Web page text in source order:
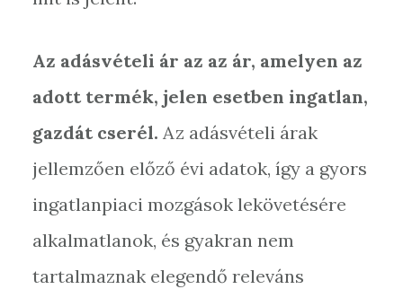
Az adásvételi ár az az ár, amelyen az
adott termék, jelen esetben ingatlan,
gazdát cserél. Az adásvételi árak
jellemzően előző évi adatok, így a gyors
ingatlanpiaci mozgások lekövetésére
alkalmatlanok, és gyakran nem
tartalmaznak elegendő releváns